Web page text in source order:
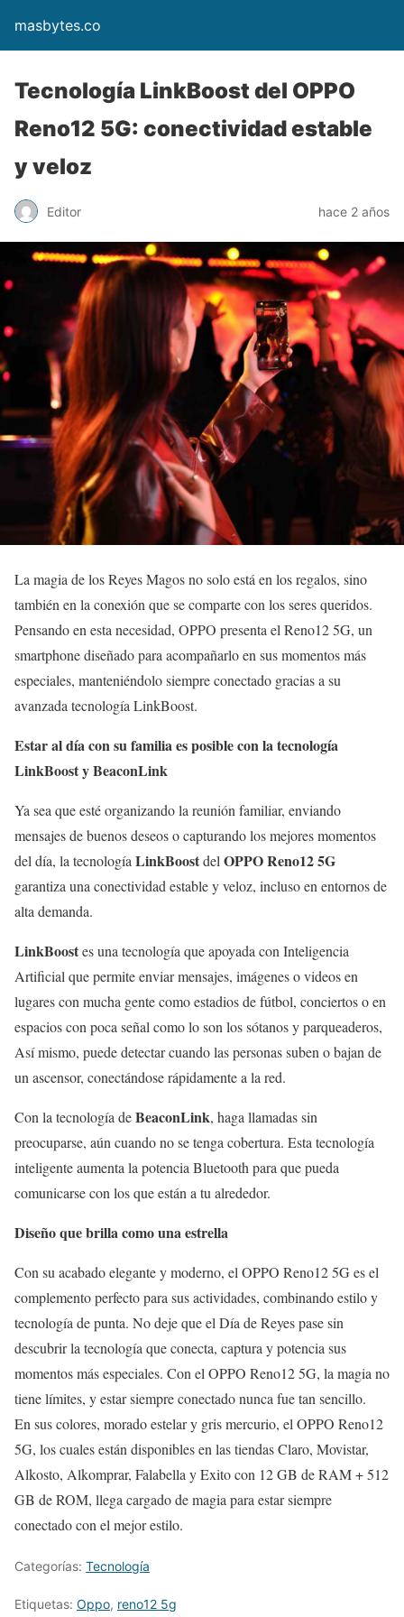
masbytes.co
Tecnología LinkBoost del OPPO
Reno12 5G: conectividad estable
y veloz
Editor hace 2 años
La magia de los Reyes Magos no solo está en los regalos, sino
también en la conexión que se comparte con los seres queridos.
Pensando en esta necesidad, OPPO presenta el Reno12 5G, un
smartphone diseñado para acompañarlo en sus momentos más
especiales, manteniéndolo siempre conectado gracias a su
avanzada tecnología LinkBoost.
Estar al día con su familia es posible con la tecnología
LinkBoost y BeaconLink
Ya sea que esté organizando la reunión familiar, enviando
mensajes de buenos deseos o capturando los mejores momentos
del día, la tecnología LinkBoostdel OPPO Reno12 5G
garantiza una conectividad estable y veloz, incluso en entornos de
alta demanda.
LinkBoostes una tecnología que apoyada con Inteligencia
Artificial que permite enviar mensajes, imágenes o videos en
lugares con mucha gente como estadios de fútbol, conciertos o en
espacios con poca señal como lo son los sótanos y parqueaderos,
Así mismo, puede detectar cuando las personas suben o bajan de
un ascensor, conectándose rápidamente a la red.
Con la tecnología deBeaconLink, haga llamadas sin
preocuparse, aún cuando no se tenga cobertura. Esta tecnología
inteligente aumenta la potencia Bluetooth para que pueda
comunicarse con los que están a tu alrededor.
Diseño que brilla como una estrella
Con su acabado elegante y moderno, el OPPO Reno12 5G es el
complemento perfecto para sus actividades, combinando estilo y
tecnología de punta. No deje que el Día de Reyes pase sin
descubrir la tecnología que conecta, captura y potencia sus
momentos más especiales. Con el OPPO Reno12 5G, la magia no
tiene límites, y estar siempre conectado nunca fue tan sencillo.
En sus colores, morado estelar y gris mercurio, el OPPO Reno12
5G, los cuales están disponibles en las tiendas Claro, Movistar,
Alkosto, Alkomprar, Falabella y Exito con 12 GB de RAM + 512
GB de ROM, llega cargado de magia para estar siempre
conectado con el mejor estilo.
Categorías: Tecnología
Etiquetas: Oppo, reno12 5g